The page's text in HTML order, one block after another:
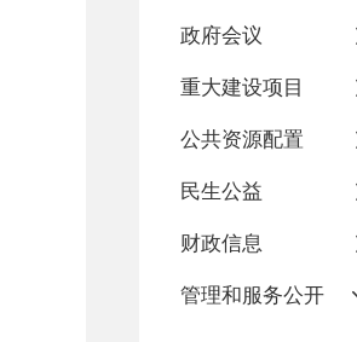
政府会议
重大建设项目
公共资源配置
民生公益
财政信息
管理和服务公开